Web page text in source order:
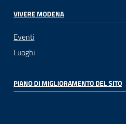
VIVERE MODENA
Eventi
Luoghi
PIANO DI MIGLIORAMENTO DEL SITO